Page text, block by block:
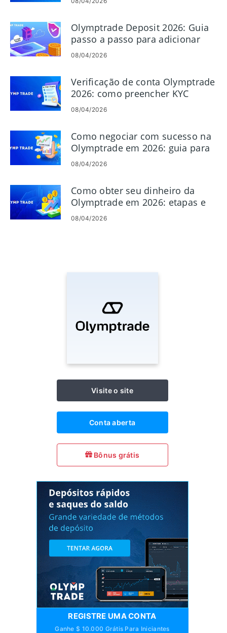
Olymptrade Deposit 2026: Guia
passo a passo para adicionar
dinheiro, custos e tempo de
aprovação
08/04/2026
Verificação de conta Olymptrade
2026: como preencher KYC
passo a passo
08/04/2026
Como negociar com sucesso na
Olymptrade em 2026: guia para
iniciantes e controle de risco
08/04/2026
Como obter seu dinheiro da
Olymptrade em 2026: etapas e
cobranças de retirada
08/04/2026
Visite o site
Conta aberta
Bônus grátis
REGISTRE UMA CONTA
Ganhe $ 10.000 Grátis Para Iniciantes